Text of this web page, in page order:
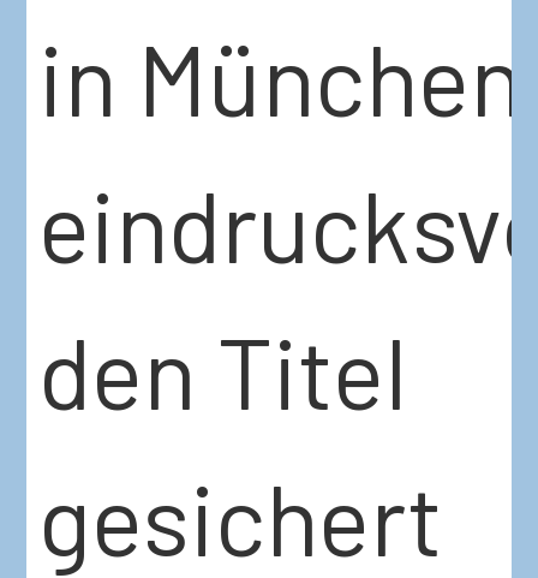
in München
den Titel
gesichert